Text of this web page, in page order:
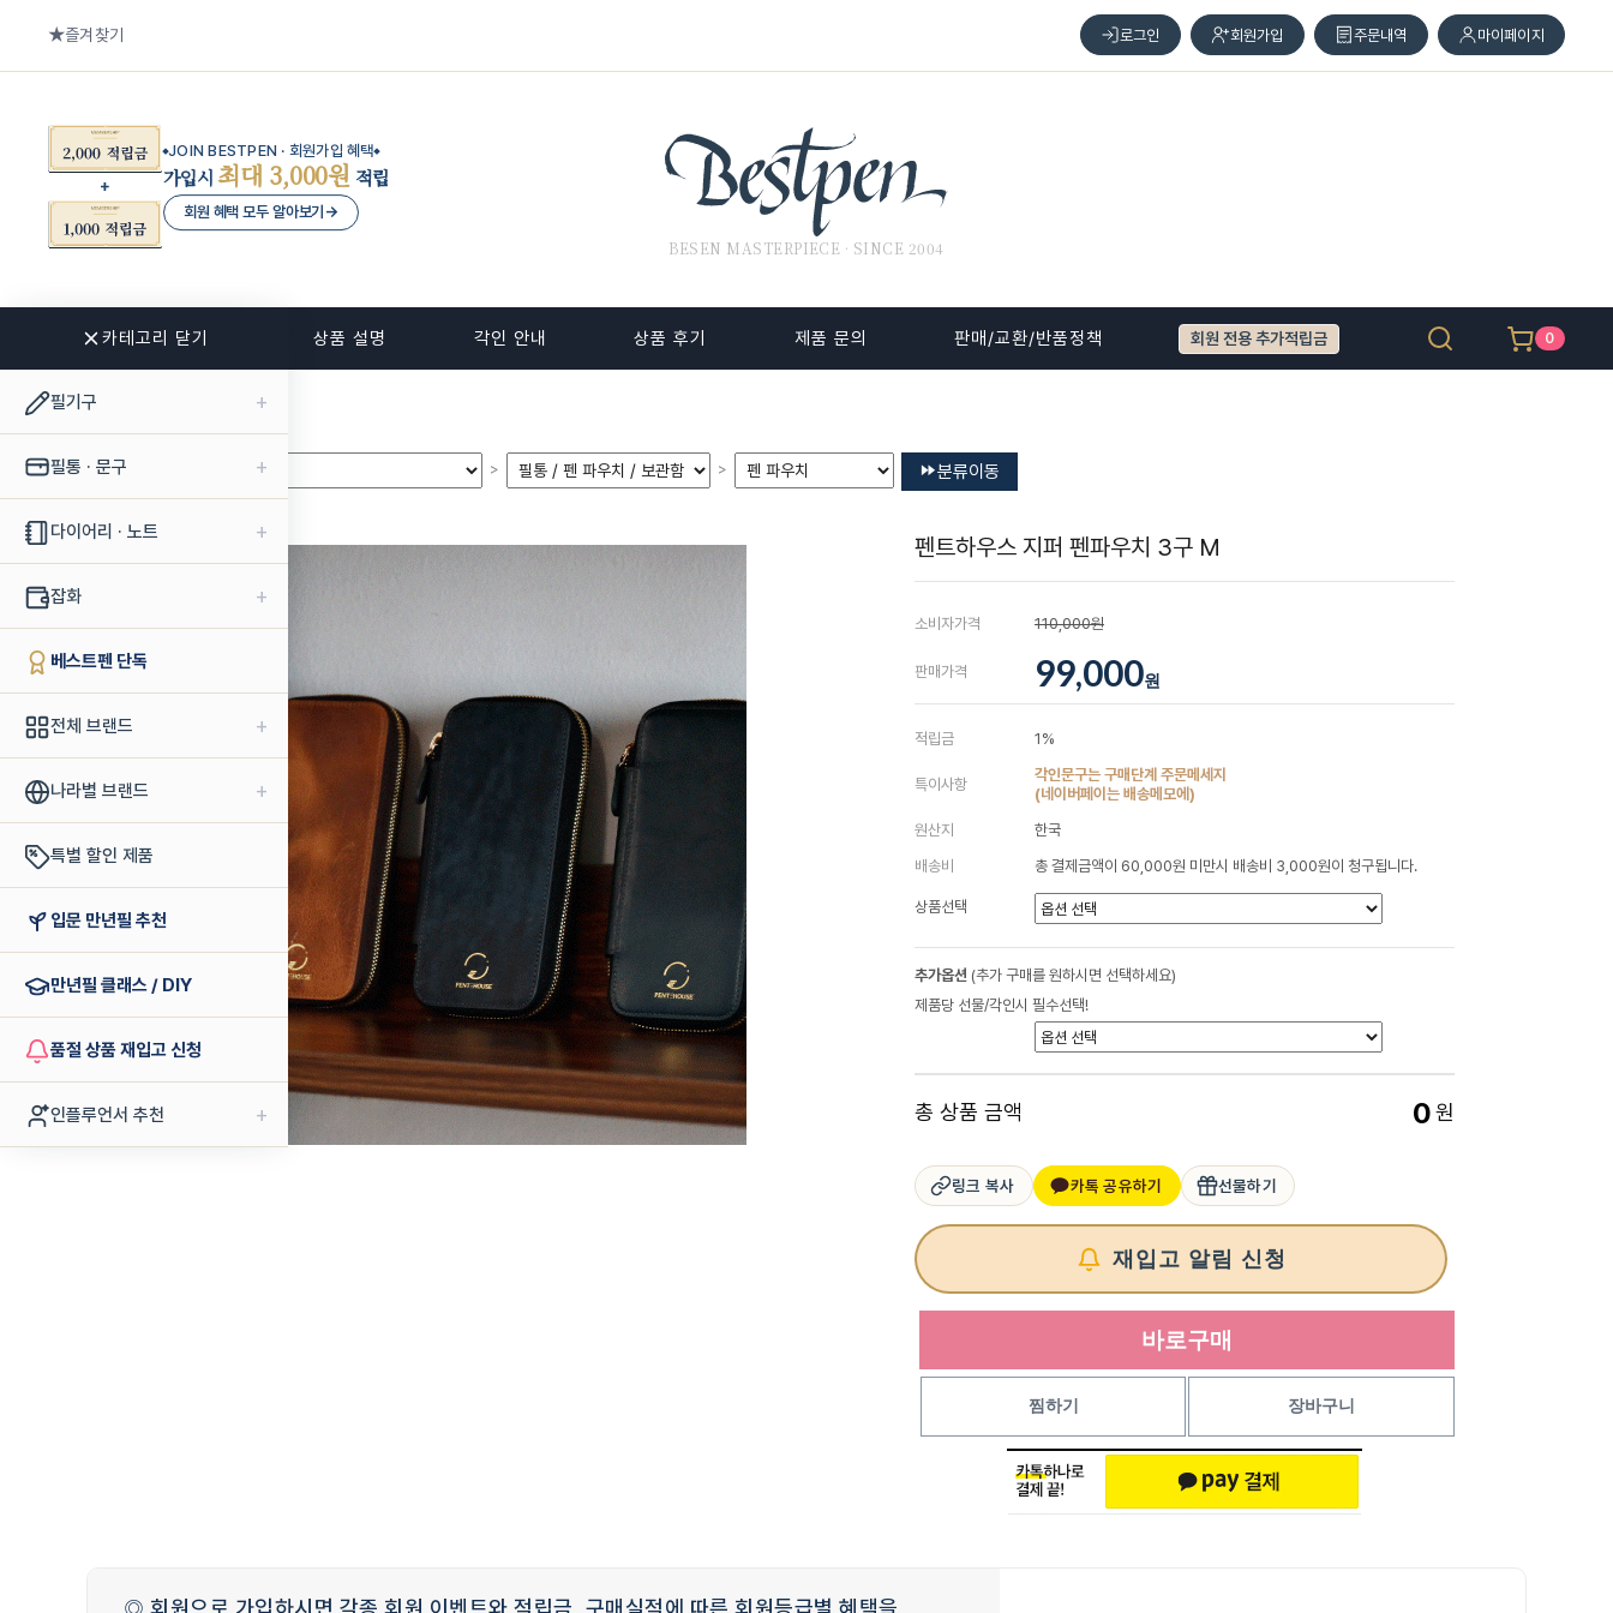
즐겨찾기
JOIN BESTPEN · 회원가입 혜택
가입시 최대 3,000원 적립
회원 혜택 모두 알아보기 →
로그인 회원가입 주문내역 마이페이지
BESEN MASTERPIECE · SINCE 2004
카테고리 닫기
필기구 +
필통 · 문구 +
다이어리 · 노트 +
잡화 +
베스트펜 단독
전체 브랜드 +
나라별 브랜드 +
특별 할인 제품
입문 만년필 추천
만년필 클래스 / DIY
품절 상품 재입고 신청
인플루언서 추천 +
관련 상품 상품 설명 각인 안내 상품 후기 제품 문의 판매/교환/반품정책 회원 전용 추가적립금 0
> > 분류이동
펜트하우스 지퍼 펜파우치 3구 M
소비자가격 110,000원
판매가격 99,000원
적립금 1%
특이사항
각인문구는 구매단계 주문메세지
(네이버페이는 배송메모에)
원산지
한국
배송비
총 결제금액이 60,000원 미만시 배송비 3,000원이 청구됩니다.
상품선택
추가옵션 (추가 구매를 원하시면 선택하세요)
제품당 선물/각인시 필수선택!
총 상품 금액 0원
링크 복사 카톡 공유하기 선물하기
재입고 알림 신청
바로구매
장바구니
찜하기
◎ 회원으로 가입하시면 각종 회원 이벤트와 적립금, 구매실적에 따른 회원등급별 혜택을